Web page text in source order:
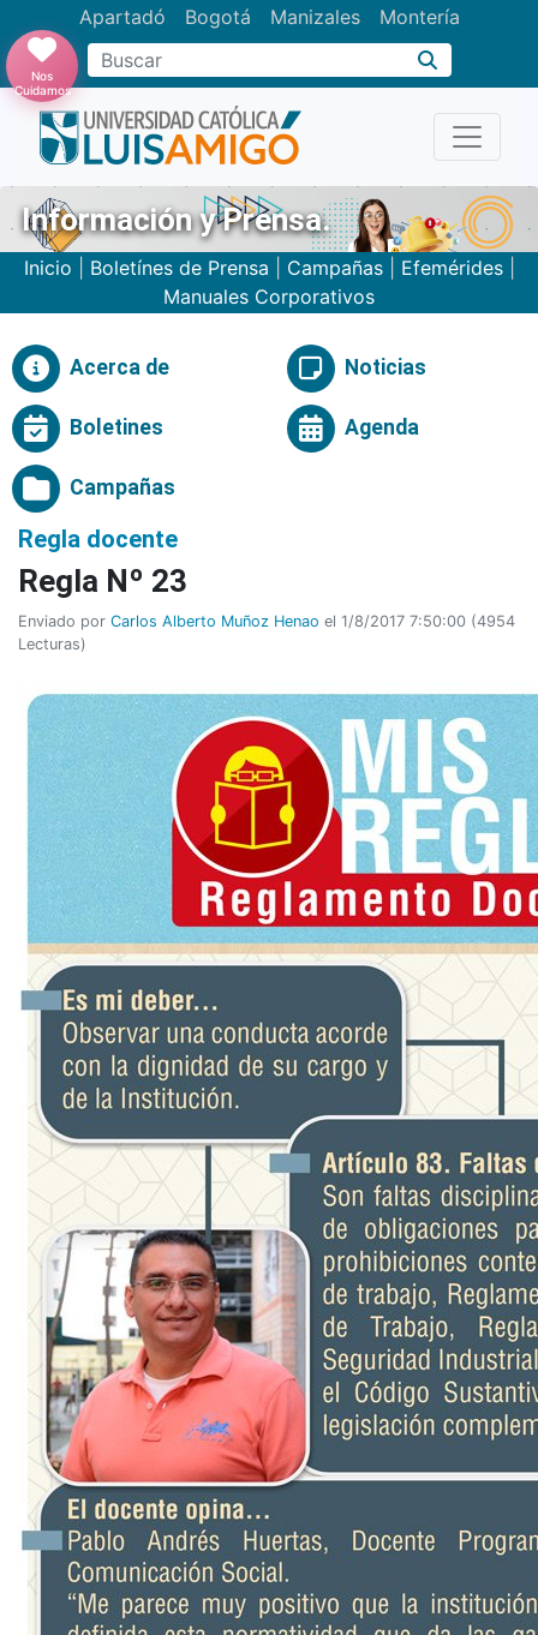
Apartadó Bogotá Manizales Montería
Buscar
Nos
Cuidamos
Información y Prensa.
Inicio Boletínes de Prensa Campañas| Efemérides|
Manuales Corporativos
Acerca de Noticias
Boletines Agenda
Campañas
Regla docente
Regla Nº 23
Enviado por Carlos Alberto Muñoz Henao el 1/8/2017 7:50:00 (4954
Lecturas)